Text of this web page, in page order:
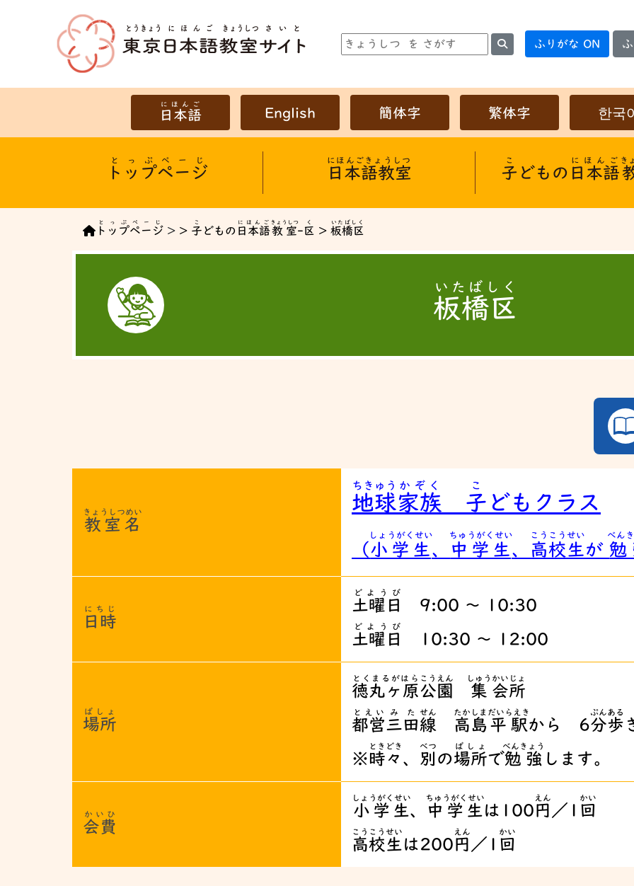
ふりがな ON
日本語
にほんご
English 簡体字 繁体字 한국
トップページ
とっぷぺーじ
日本語教室
にほんごきょうしつ
子
こ
どもの 日本語
にほんご き
トップページ
とっぷぺーじ
> > 子
こ
どもの 日本語
にほんご
教室
きょうしつ
-区
く
> 板橋区
いたばしく
板橋区
いたばしく
教室名
きょうしつめい 地球
ちきゅう
家族
かぞく
子
こ
どもクラス
（小学生
しょうがくせい
、 中学生
ちゅうがくせい
、 高校生
こうこうせい
が 勉
べん
日時
にちじ 土曜日
どようび
9:00 ～ 10:30
土曜日
どようび
10:30 ～ 12:00
場所
ばしょ
徳丸ヶ原
とくまるがはら
公園
こうえん
集
しゅう
会所
かいじょ
都営
とえい
三田
みた
線
せん
高島
たかしま
平駅
だいらえき
から 6分
ぷん
歩
ある
※時々
ときどき
、 別
べつ
の場所
ばしょ
で勉強
べんきょう
します。
会費
かいひ 小学生
しょうがくせい
、 中学生
ちゅうがくせい
は100円
えん
／1 回
かい
高校生
こうこうせい
は200円
えん
／1 回
かい